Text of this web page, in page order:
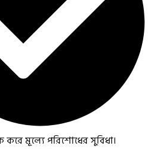
করে মূল্যে পরিশোধের সুবিধা।